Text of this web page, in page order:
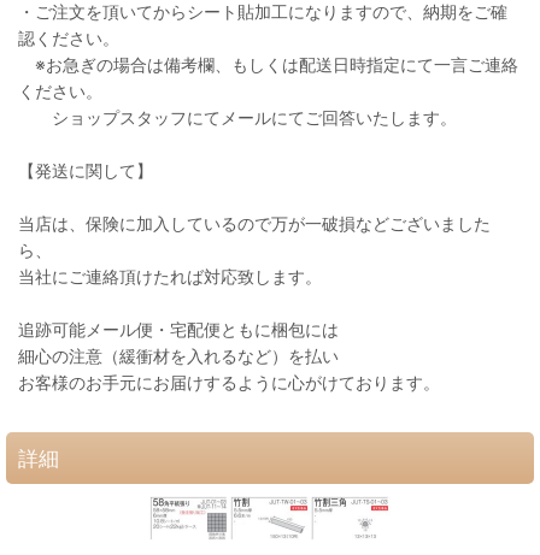
・ご注文を頂いてからシート貼加工になりますので、納期をご確
認ください。
※お急ぎの場合は備考欄、もしくは配送日時指定にて一言ご連絡
ください。
ショップスタッフにてメールにてご回答いたします。
【発送に関して】
当店は、保険に加入しているので万が一破損などございました
ら、
当社にご連絡頂けたれば対応致します。
追跡可能メール便・宅配便ともに梱包には
細心の注意（緩衝材を入れるなど）を払い
お客様のお手元にお届けするように心がけております。
詳細